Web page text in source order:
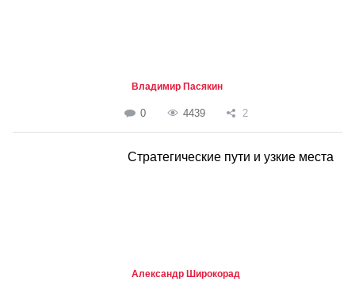
Владимир Пасякин
0 4439 2
Стратегические пути и узкие места
Александр Широкорад